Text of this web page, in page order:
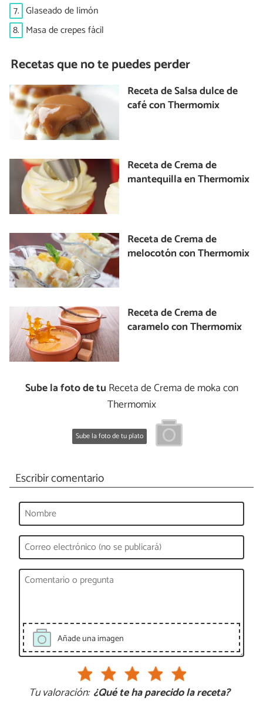
7. Glaseado de limón
8. Masa de crepes fácil
Recetas que no te puedes perder
Receta de Salsa dulce de
café con Thermomix
Receta de Crema de
mantequilla en Thermomix
Receta de Crema de
melocotón con Thermomix
Receta de Crema de
caramelo con Thermomix
Sube la foto de tu Receta de Crema de moka con
Thermomix
Sube la foto de tu plato
Escribir comentario
Añade una imagen
Tu valoración: ¿Qué te ha parecido la receta?